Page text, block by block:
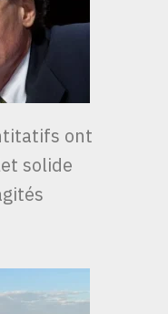
ont
solide